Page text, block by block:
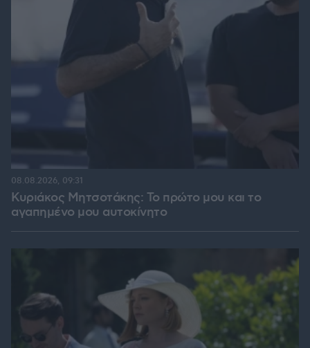
Κυριάκος Μητσοτάκης: Το πρώτο μου και το
αγαπημένο μου αυτοκίνητο
08.08.2026, 09:31